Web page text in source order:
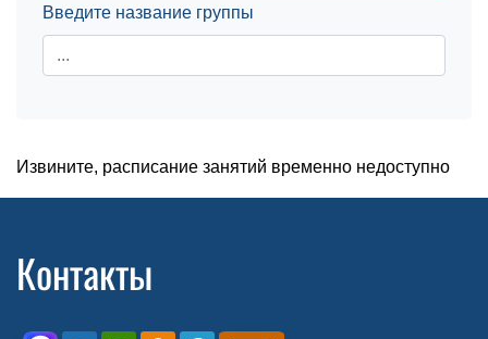
Введите название группы
Извините, расписание занятий временно недоступно
Контакты